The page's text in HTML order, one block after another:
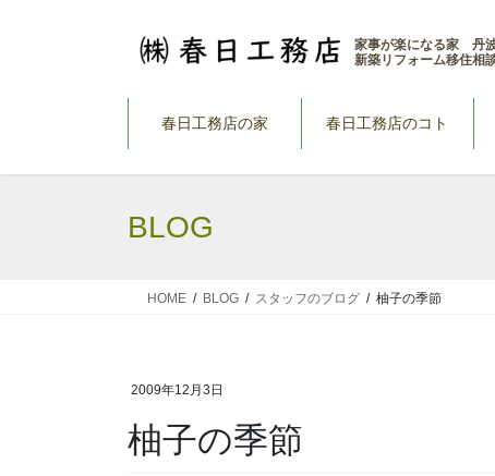
家事が楽になる家 丹
新築リフォーム移住相
春日工務店の家 春日工務店のコト
BLOG
HOME BLOG スタッフのブログ 柚子の季節
2009年12月3日
柚子の季節